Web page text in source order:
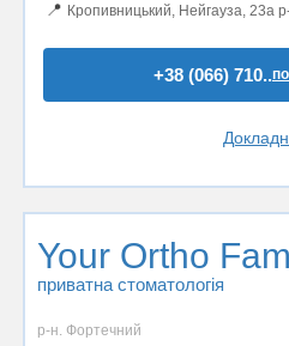
📍 Кропивницький, Нейгауза, 23а
+38 (066) 710..
Your Ortho
приватна стоматологія
р-н. Фортечний